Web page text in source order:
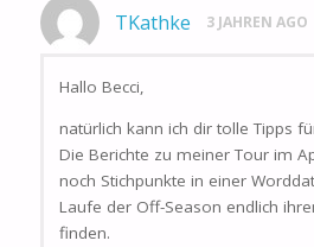
TKathke 3 JAHREN AGO
Hallo Becci,
natürlich kann ich dir tolle Tipps
Die Berichte zu meiner Tour im
noch Stichpunkte in einer
Laufe der Off-Season endlich
finden.